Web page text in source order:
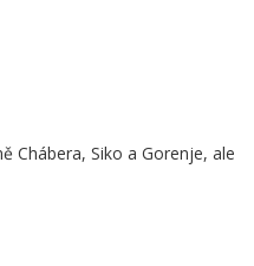
Chábera, Siko a Gorenje, ale